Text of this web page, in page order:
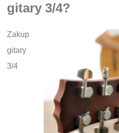
gitary 3/4?
Zakup
gitary
3/4